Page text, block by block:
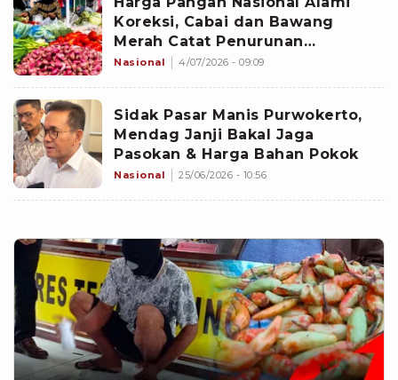
Koreksi, Cabai dan Bawang
Merah Catat Penurunan
Terdalam
Nasional 4/07/2026 - 09:09
Sidak Pasar Manis Purwokerto,
Mendag Janji Bakal Jaga
Pasokan & Harga Bahan Pokok
Nasional 25/06/2026 - 10:56